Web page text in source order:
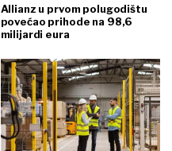
Allianz u prvom polugodištu
povećao prihode na 98,6
milijardi eura